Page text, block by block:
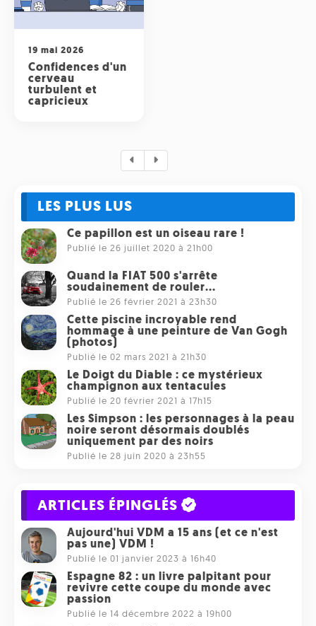
Politique
Belge
Sciences
Société
Musique
People
Streaming
Radio
Télévision
Animaux
Biodiversité
19 mai 2026
Confidences d'un
cerveau
turbulent et
capricieux
LES PLUS LUS
Ce papillon est un oiseau rare !
Publié le 26 juillet 2020 à 21h00
Quand la FIAT 500 s'arrête
soudainement de rouler...
Publié le 26 février 2021 à 23h30
Cette piscine incroyable rend
hommage à une peinture de Van Gogh
(photos)
Publié le 02 mars 2021 à 21h30
Le Doigt du Diable : ce mystérieux
champignon aux tentacules
Publié le 20 février 2021 à 17h15
Les Simpson : les personnages à la peau
noire seront désormais doublés
uniquement par des noirs
Publié le 28 juin 2020 à 23h55
ARTICLES ÉPINGLÉS
Aujourd'hui VDM a 15 ans (et ce n'est
pas une) VDM !
Publié le 01 janvier 2023 à 16h40
Espagne 82 : un livre palpitant pour
revivre cette coupe du monde avec
passion
Publié le 14 décembre 2022 à 19h00